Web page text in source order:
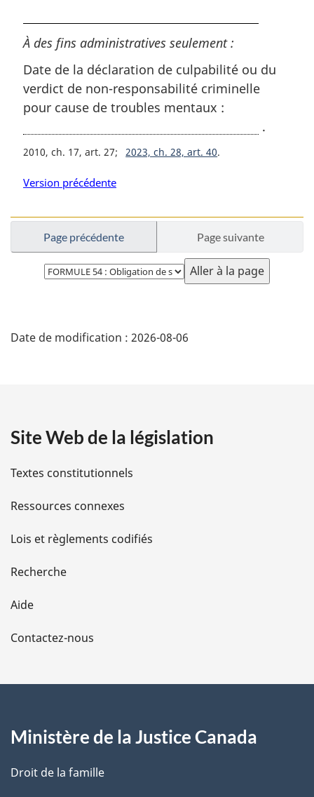
À des fins administratives seulement :
Date de la déclaration de culpabilité ou du
verdict de non-responsabilité criminelle
pour cause de troubles mentaux :
.
2010, ch. 17, art. 27 2023, ch. 28, art. 40
Version précédente
Page précédente Page suivante
Choisissez
la
é
i
l
s
d
e
l
a
e
Date de modification : 2026-08-06
Site Web de la législation
Textes constitutionnels
Ressources connexes
Lois et règlements codifiés
Recherche
Aide
Contactez-nous
Ministère de la Justice Canada
Droit de la famille